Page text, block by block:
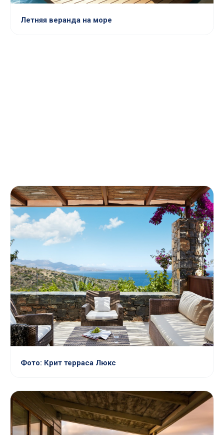
Летняя веранда на море
Фото: Крит терраса Люкс